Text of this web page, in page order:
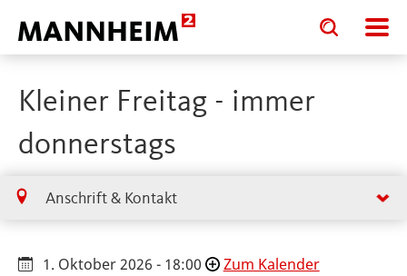
Toggle
search
input
Toggle
search
input
Kleiner Freitag - immer
donnerstags
Anschrift & Kontakt
1. Oktober 2026 - 18:00
Zum Kalender